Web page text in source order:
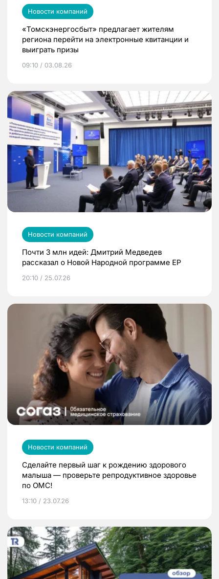
Новости компаний
«Томскэнергосбыт» предлагает жителям
региона перейти на электронные квитанции и
выиграть призы
09:10 / 03.08.26
Новости компаний
Почти 3 млн идей: Дмитрий Медведев
рассказал о Новой Народной программе ЕР
20:10 / 25.07.26
Новости компаний
Сделайте первый шаг к рождению здорового
малыша — проверьте репродуктивное здоровье
по ОМС!
13:10 / 23.07.26